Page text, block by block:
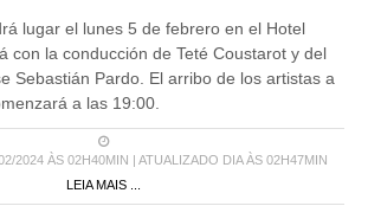
lugar el lunes 5 de febrero en el Hotel
con la conducción de Teté Coustarot y del
Sebastián Pardo. El arribo de los artistas a
a las 19:00.
2024 ÀS 02H40MIN | ATUALIZADO DIA ÀS 02H47MIN
LEIA MAIS ...